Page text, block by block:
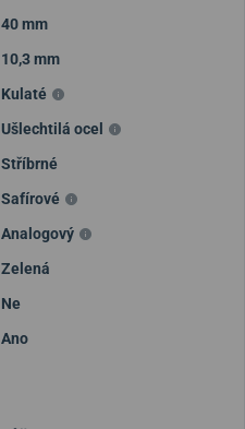
40 mm
10,3 mm
Kulaté
Ušlechtilá ocel
Stříbrné
Safírové
Analogový
Zelená
Ne
Ano